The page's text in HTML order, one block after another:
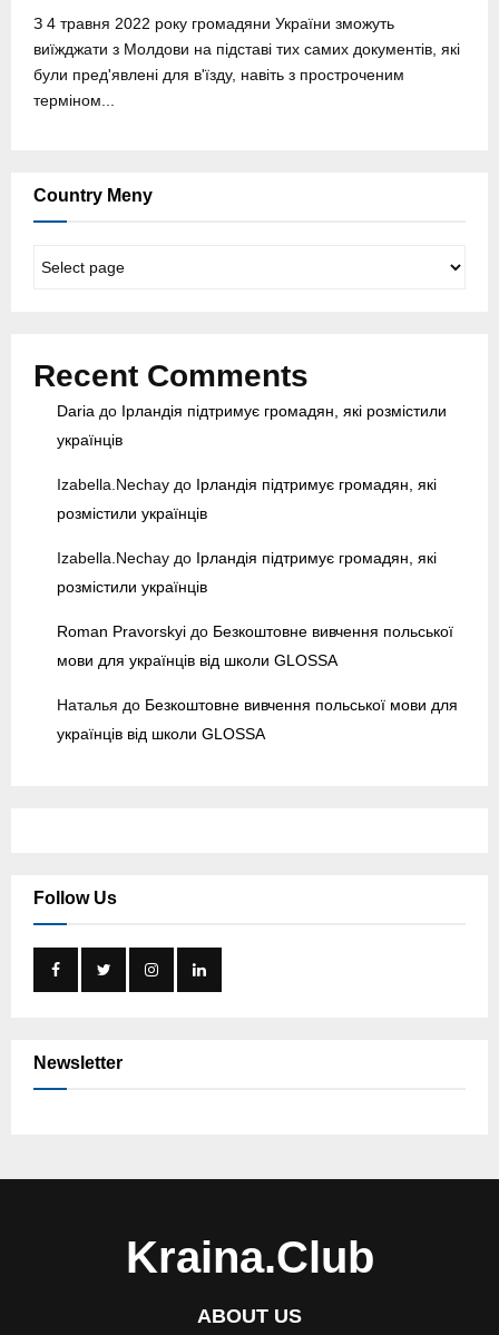
З 4 травня 2022 року громадяни України зможуть
виїжджати з Молдови на підставі тих самих документів, які
були пред'явлені для в'їзду, навіть з простроченим
терміном...
Country Meny
Recent Comments
Daria до Ірландія підтримує громадян, які розмістили
українців
Izabella.Nechay до Ірландія підтримує громадян, які
розмістили українців
Izabella.Nechay до Ірландія підтримує громадян, які
розмістили українців
Roman Pravorskyi до Безкоштовне вивчення польської
мови для українців від школи GLOSSA
Наталья до Безкоштовне вивчення польської мови для
українців від школи GLOSSA
Follow Us
Newsletter
Kraina.Club
ABOUT US